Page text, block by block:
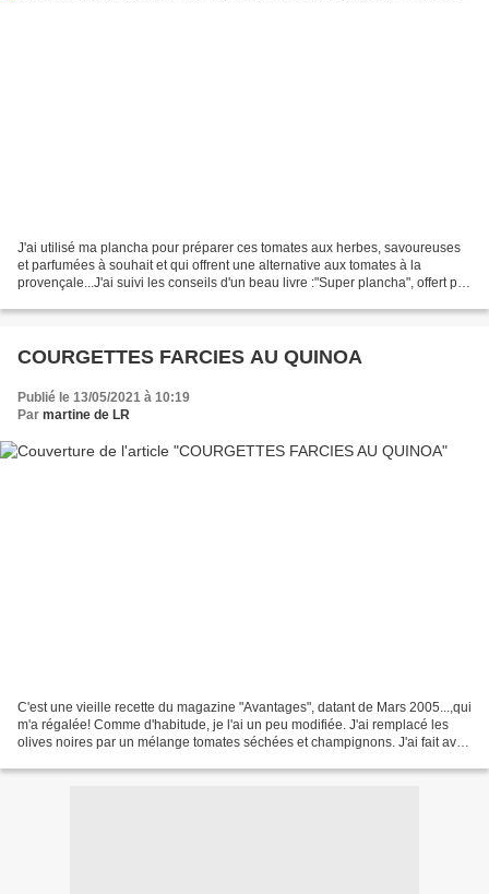
J'ai utilisé ma plancha pour préparer ces tomates aux herbes, savoureuses
et parfumées à souhait et qui offrent une alternative aux tomates à la
provençale...J'ai suivi les conseils d'un beau livre :"Super plancha", offert par
COURGETTES FARCIES AU QUINOA
Publié le 13/05/2021 à 10:19
Par martine de LR
C'est une vieille recette du magazine "Avantages", datant de Mars 2005...,qui
m'a régalée! Comme d'habitude, je l'ai un peu modifiée. J'ai remplacé les
olives noires par un mélange tomates séchées et champignons. J'ai fait avec